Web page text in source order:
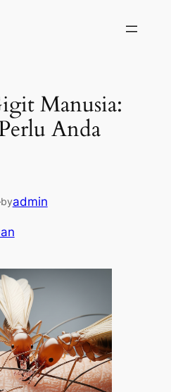
Manusia:
Anda
byadmin